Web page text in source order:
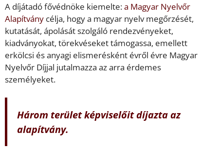
A díjátadó fővédnöke kiemelte:a Magyar Nyelvőr
Alapítvány célja, hogy a magyar nyelv megőrzését,
kutatását, ápolását szolgáló rendezvényeket,
kiadványokat, törekvéseket támogassa, emellett
erkölcsi és anyagi elismerésként évről évre Magyar
Nyelvőr Díjjal jutalmazza az arra érdemes
személyeket.
Három terület képviselőit díjazta az
alapítvány.